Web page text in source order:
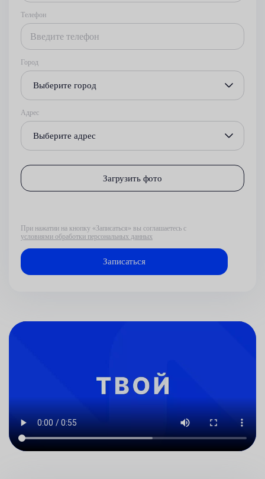
Телефон
Город
Выберите город
Адрес
Выберите адрес
Загрузить фото
При нажатии на кнопку «Записаться» вы соглашаетесь с
условиями обработки персональных данных